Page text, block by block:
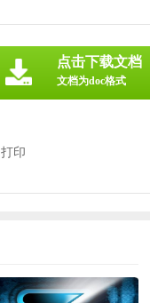
印
点击下载文档
文档为doc格式